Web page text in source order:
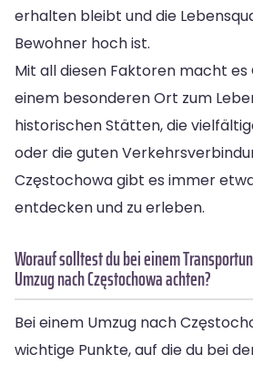
erhalten bleibt und die
Bewohner hoch ist.
Mit all diesen Faktoren macht es
einem besonderen Ort zum
historischen Stätten, die
oder die guten
Częstochowa gibt es immer
entdecken und zu erleben.
Worauf solltest du bei einem
Umzug nach Częstochowa achten?
Bei einem Umzug nach
wichtige Punkte, auf die du bei